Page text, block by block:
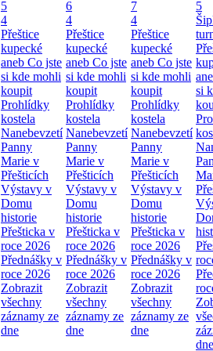
5
4
Přeštice
kupecké
aneb Co jste
si kde mohli
koupit
Prohlídky
kostela
Nanebevzetí
Panny
Marie v
Přešticích
Výstavy v
Domu
historie
Přešticka v
roce 2026
Přednášky v
roce 2026
Zobrazit
všechny
záznamy ze
dne
6
4
Přeštice
kupecké
aneb Co jste
si kde mohli
koupit
Prohlídky
kostela
Nanebevzetí
Panny
Marie v
Přešticích
Výstavy v
Domu
historie
Přešticka v
roce 2026
Přednášky v
roce 2026
Zobrazit
všechny
záznamy ze
dne
7
4
Přeštice
kupecké
aneb Co jste
si kde mohli
koupit
Prohlídky
kostela
Nanebevzetí
Panny
Marie v
Přešticích
Výstavy v
Domu
historie
Přešticka v
roce 2026
Přednášky v
roce 2026
Zobrazit
všechny
záznamy ze
dne
5
si
dne